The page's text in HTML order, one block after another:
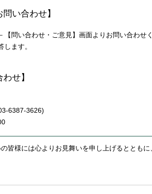
い合わせ】
問い合わせ・ご意見】画面よりお問い合わせく
します。
せ】
6387-3626)
皆様には心よりお見舞いを申し上げるととも